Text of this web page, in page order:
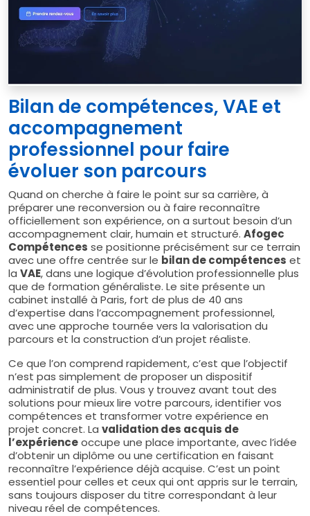
Bilan de compétences, VAE et
accompagnement
professionnel pour faire
évoluer son parcours
Quand on cherche à faire le point sur sa carrière, à
préparer une reconversion ou à faire reconnaître
officiellement son expérience, on a surtout besoin d’un
accompagnement clair, humain et structuré. Afogec
Compétences se positionne précisément sur ce terrain
avec une offre centrée sur le bilan de compétences et
la VAE, dans une logique d’évolution professionnelle plus
que de formation généraliste. Le site présente un
cabinet installé à Paris, fort de plus de 40 ans
d’expertise dans l’accompagnement professionnel,
avec une approche tournée vers la valorisation du
parcours et la construction d’un projet réaliste.
Ce que l’on comprend rapidement, c’est que l’objectif
n’est pas simplement de proposer un dispositif
administratif de plus. Vous y trouvez avant tout des
solutions pour mieux lire votre parcours, identifier vos
compétences et transformer votre expérience en
projet concret. La validation des acquis de
l’expérienceoccupe une place importante, avec l’idée
d’obtenir un diplôme ou une certification en faisant
reconnaître l’expérience déjà acquise. C’est un point
essentiel pour celles et ceux qui ont appris sur le terrain,
sans toujours disposer du titre correspondant à leur
niveau réel de compétences.